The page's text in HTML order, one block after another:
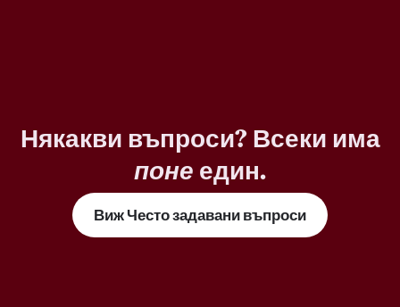
Някакви въпроси? Всеки има
поне един.
Виж Често задавани въпроси